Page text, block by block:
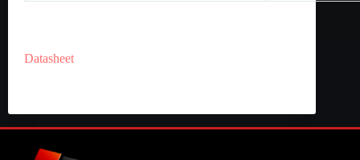
Datasheet